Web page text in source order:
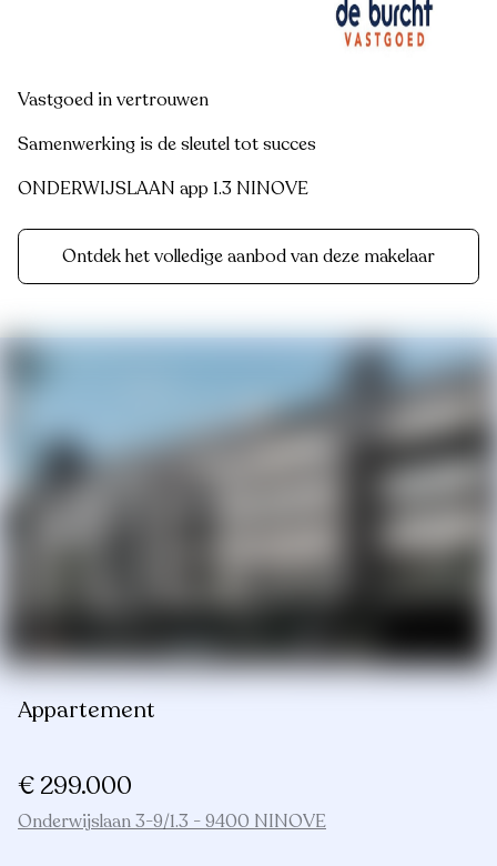
Vastgoed in vertrouwen
Samenwerking is de sleutel tot succes
ONDERWIJSLAAN app 1.3 NINOVE
Ontdek het volledige aanbod van deze makelaar
Appartement
€ 299.000
Onderwijslaan 3-9/1.3 - 9400 NINOVE